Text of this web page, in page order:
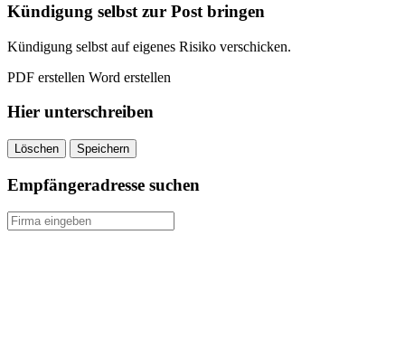
Kündigung selbst zur Post bringen
Kündigung selbst auf eigenes Risiko verschicken.
PDF erstellen Word erstellen
Hier unterschreiben
Löschen Speichern
Empfängeradresse suchen